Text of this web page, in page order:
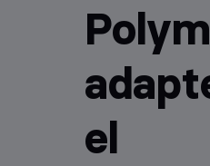
el